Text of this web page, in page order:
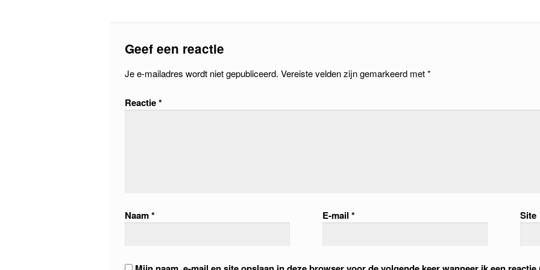
Geef een reactie
Je e-mailadres wordt niet gepubliceerd. Vereiste velden zijn gemarkeerd met*
Reactie*
Naam* E-mail* Site